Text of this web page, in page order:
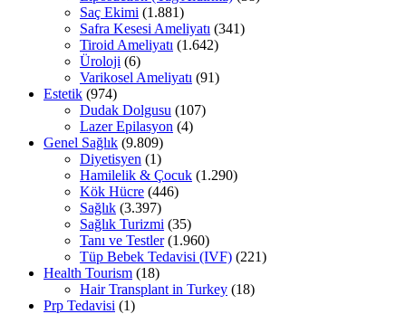
Saç Ekimi (1.881)
Safra Kesesi Ameliyatı (341)
Tiroid Ameliyatı (1.642)
Üroloji (6)
Varikosel Ameliyatı (91)
Estetik (974)
Dudak Dolgusu (107)
Lazer Epilasyon (4)
Genel Sağlık (9.809)
Diyetisyen (1)
Hamilelik & Çocuk (1.290)
Kök Hücre (446)
Sağlık (3.397)
Sağlık Turizmi (35)
Tanı ve Testler(1.960)
Tüp Bebek Tedavisi (IVF) (221)
Health Tourism (18)
Hair Transplant in Turkey (18)
Prp Tedavisi (1)